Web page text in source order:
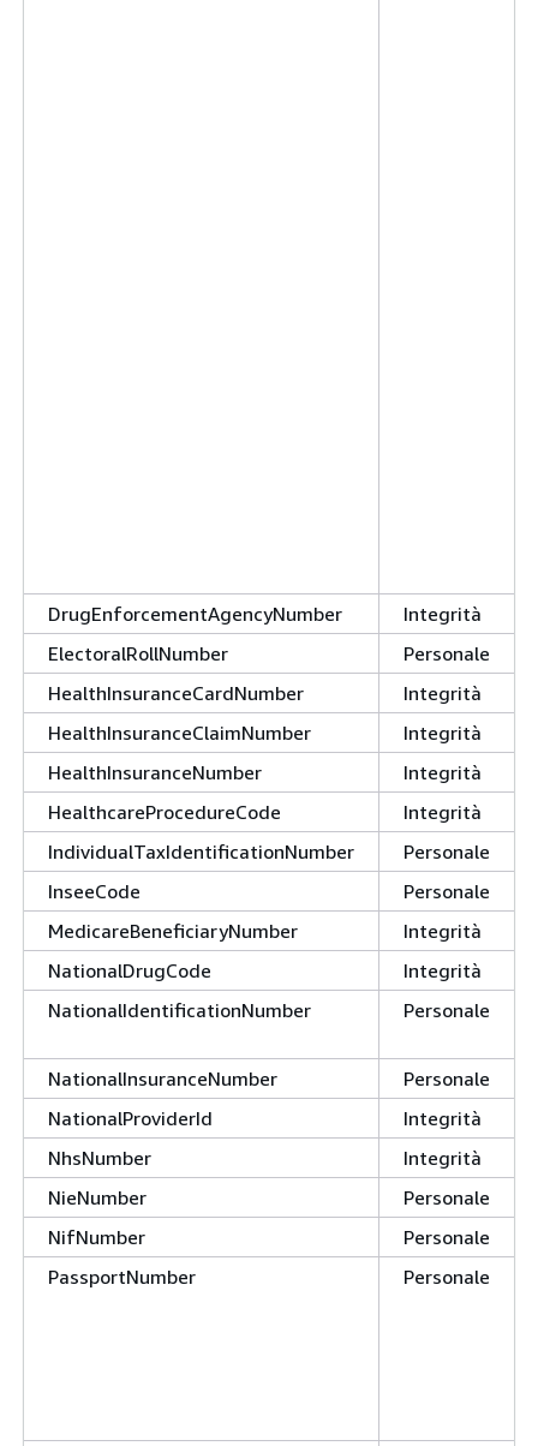
DrugEnforcementAgencyNumber
Integrità
ElectoralRollNumber
Personale
HealthInsuranceCardNumber
Integrità
HealthInsuranceClaimNumber
Integrità
HealthInsuranceNumber
Integrità
HealthcareProcedureCode
Integrità
IndividualTaxIdentificationNumber
Personale
InseeCode
Personale
MedicareBeneficiaryNumber
Integrità
NationalDrugCode
Integrità
NationalIdentificationNumber
Personale
NationalInsuranceNumber
Personale
NationalProviderId
Integrità
NhsNumber
Integrità
NieNumber
Personale
NifNumber
Personale
PassportNumber
Personale